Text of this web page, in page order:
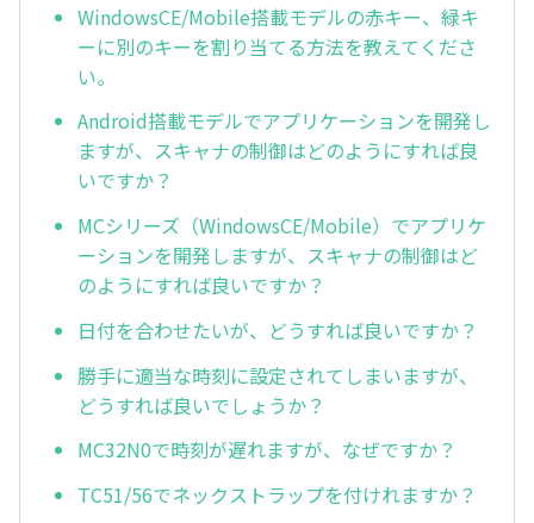
WindowsCE/Mobile搭載モデルの赤キー、緑キ
ーに別のキーを割り当てる方法を教えてくださ
い。
Android搭載モデルでアプリケーションを開発し
ますが、スキャナの制御はどのようにすれば良
いですか？
MCシリーズ（WindowsCE/Mobile）でアプリケ
ーションを開発しますが、スキャナの制御はど
のようにすれば良いですか？
日付を合わせたいが、どうすれば良いですか？
勝手に適当な時刻に設定されてしまいますが、
どうすれば良いでしょうか？
MC32N0で時刻が遅れますが、なぜですか？
TC51/56でネックストラップを付けれますか？